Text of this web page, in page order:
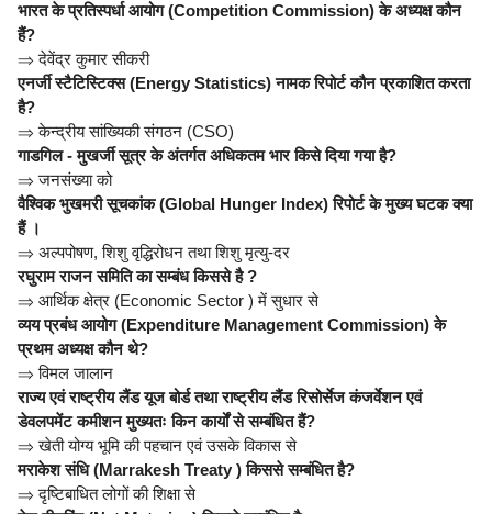
भारत के प्रतिस्पर्धा आयोग (Competition Commission) के अध्यक्ष कौन
हैं?
⇒ देवेंद्र कुमार सीकरी
एनर्जी स्टैटिस्टिक्स (Energy Statistics) नामक रिपोर्ट कौन प्रकाशित करता
है?
⇒ केन्द्रीय सांख्यिकी संगठन (CSO)
गाडगिल - मुखर्जी सूत्र के अंतर्गत अधिकतम भार किसे दिया गया है?
⇒ जनसंख्या को
वैश्विक भुखमरी सूचकांक (Global Hunger Index) रिपोर्ट के मुख्य घटक क्या
हैं ।
⇒ अल्पपोषण, शिशु वृद्धिरोधन तथा शिशु मृत्यु-दर
रघुराम राजन समिति का सम्बंध किससे है ?
⇒ आर्थिक क्षेत्र (Economic Sector ) में सुधार से
व्यय प्रबंध आयोग (Expenditure Management Commission) के
प्रथम अध्यक्ष कौन थे?
⇒ विमल जालान
राज्य एवं राष्ट्रीय लैंड यूज बोर्ड तथा राष्ट्रीय लैंड रिसोर्सेज कंजर्वेशन एवं
डेवलपमेंट कमीशन मुख्यतः किन कार्यों से सम्बंधित हैं?
⇒ खेती योग्य भूमि की पहचान एवं उसके विकास से
मराकेश संधि (Marrakesh Treaty ) किससे सम्बंधित है?
⇒दृष्टिबाधित लोगों की शिक्षा से